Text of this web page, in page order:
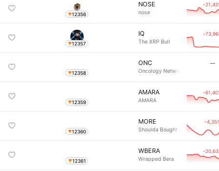
12356
NOSE
nose
-
12357
IQ
The XRP Bull
-
12358
ONC
Oncology Network
―
12359
AMARA
AMARA
-
12360
MORE
Shoulda Bought More
-
12361
WBERA
Wrapped Bera
-